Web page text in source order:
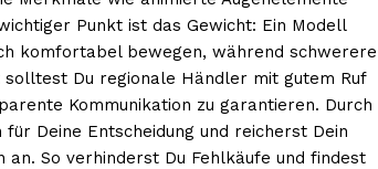
Punkt ist das Gewicht: Ein Modell
komfortabel bewegen, während schwerere
Du regionale Händler mit gutem Ruf
Kommunikation zu garantieren. Durch
Deine Entscheidung und reicherst Dein
So verhinderst Du Fehlkäufe und findest